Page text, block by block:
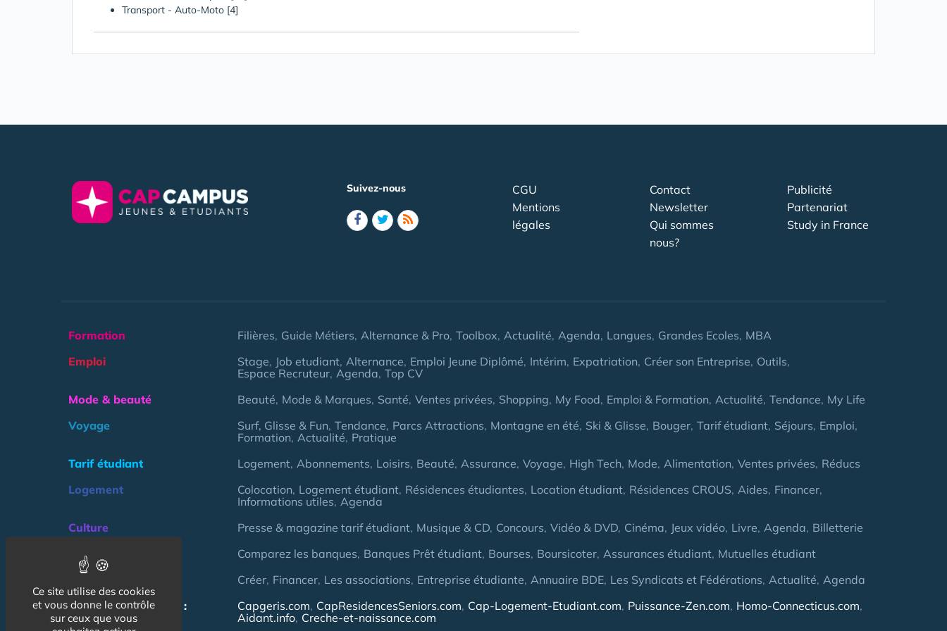
Transport - Auto-Moto [4]
Suivez-nous
CGU
Mentions
légales
Contact
Newsletter
Qui sommes
nous?
Publicité
Partenariat
Study in France
Formation Filières Guide Métiers Alternance & Pro Toolbox Actualité Agenda Langues Grandes Ecoles MBA
Emploi
Stage Job etudiant Alternance Emploi Jeune Diplômé Intérim Expatriation Créer son Entreprise Outils
Espace Recruteur Agenda Top CV
Mode & beauté
Beauté Mode & Marques Santé Ventes privées Shopping My Food Emploi & Formation Actualité Tendance My Life
Voyage
Surf, Glisse & Fun Tendance Parcs Attractions Montagne en été Ski & Glisse Bouger Tarif étudiant Séjours Emploi
Formation Actualité Pratique
Tarif étudiant
Logement Abonnements Loisirs Beauté Assurance Voyage High Tech Mode Alimentation Ventes privées Réducs
Logement
Colocation Logement étudiant Résidences étudiantes Location étudiant Résidences CROUS Aides Financer
Informations utiles Agenda
Culture
Presse & magazine tarif étudiant Musique & CD Concours Vidéo & DVD Cinéma Jeux vidéo Livre Agenda Billetterie
Argent
Comparez les banques Banques Prêt étudiant Bourses Boursicoter Assurances étudiant Mutuelles étudiant
Créer Financer Les associations Entreprise étudiante Annuaire BDE Les Syndicats et Fédérations Actualité Agenda
NOS AUTRES SITES :
Capgeris.com CapResidencesSeniors.com Cap-Logement-Etudiant.com Puissance-Zen.com Homo-Connecticus.com
Aidant.info Creche-et-naissance.com
Ce site utilise des cookies
et vous donne le contrôle
sur ceux que vous